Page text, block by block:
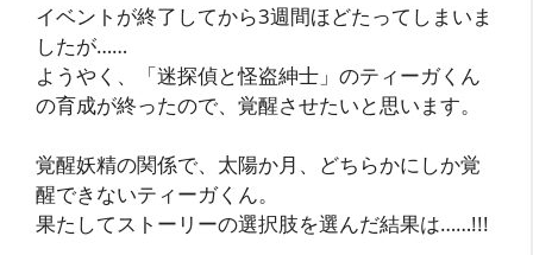
イベントが終了してから3週間ほどたってしまいま
したが……
ようやく、「迷探偵と怪盗紳士」のティーガくん
の育成が終ったので、覚醒させたいと思います。
覚醒妖精の関係で、太陽か月、どちらかにしか覚
醒できないティーガくん。
果たしてストーリーの選択肢を選んだ結果は……!!!